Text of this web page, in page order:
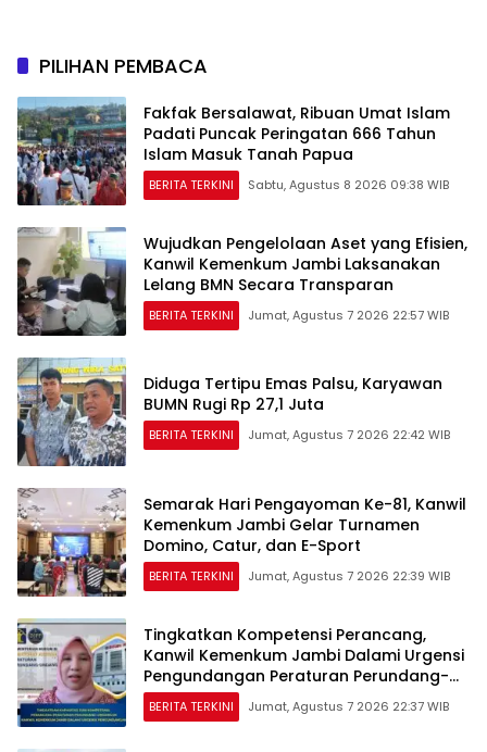
PILIHAN PEMBACA
Fakfak Bersalawat, Ribuan Umat Islam
Padati Puncak Peringatan 666 Tahun
Islam Masuk Tanah Papua
BERITA TERKINI Sabtu, Agustus 8 2026 09:38 WIB
Wujudkan Pengelolaan Aset yang Efisien,
Kanwil Kemenkum Jambi Laksanakan
Lelang BMN Secara Transparan
BERITA TERKINI Jumat, Agustus 7 2026 22:57 WIB
Diduga Tertipu Emas Palsu, Karyawan
BUMN Rugi Rp 27,1 Juta
BERITA TERKINI Jumat, Agustus 7 2026 22:42 WIB
Semarak Hari Pengayoman Ke-81, Kanwil
Kemenkum Jambi Gelar Turnamen
Domino, Catur, dan E-Sport
BERITA TERKINI Jumat, Agustus 7 2026 22:39 WIB
Tingkatkan Kompetensi Perancang,
Kanwil Kemenkum Jambi Dalami Urgensi
Pengundangan Peraturan Perundang-
undangan
BERITA TERKINI Jumat, Agustus 7 2026 22:37 WIB